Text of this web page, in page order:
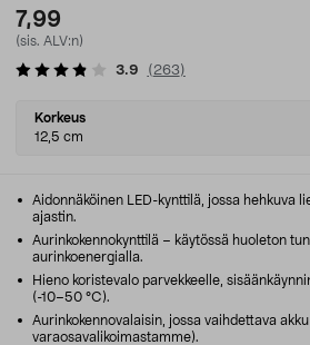
7,99
(sis. ALV:n)
3.9 ( 263)
Select
variant
Korkeus
12,5 cm
Aidonnäköinen LED-kynttilä, jossa hehkuva
ajastin.
Aurinkokennokynttilä – käytössä huoleton
aurinkoenergialla.
Hieno koristevalo parvekkeelle,
(-10–50 °C).
Aurinkokennovalaisin, jossa vaihdettava
varaosavalikoimastamme).